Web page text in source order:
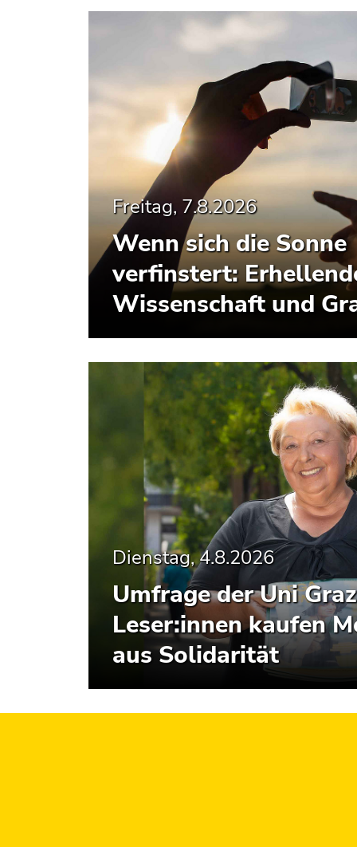
Freitag, 7.8.2026
Wenn sich die Sonne
verfinstert:
Wissenschaft und
Dienstag, 4.8.2026
Umfrage der Uni
Leser:innen kaufen
aus Solidarität